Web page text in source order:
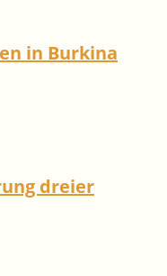
in Burkina
dreier